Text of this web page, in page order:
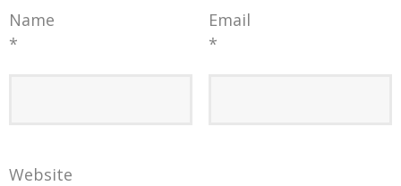
Name
*
Email
*
Website